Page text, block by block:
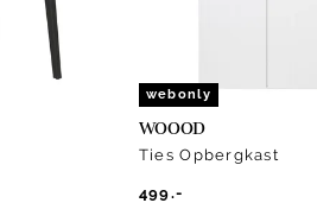
webonly
WOOOD
Ties Opbergkast
499.-